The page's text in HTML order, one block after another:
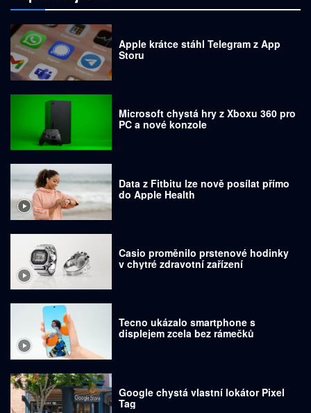
Apple krátce stáhl Telegram z App
Storu
Microsoft chystá hry z Xboxu 360 pro
PC a nové konzole
Data z Fitbitu lze nově posílat přímo
do Apple Health
Casio proměnilo prstenové hodinky
v chytré zdravotní zařízení
Tecno ukázalo smartphone s
displejem zcela bez rámečků
Google chystá vlastní lokátor Pixel
Tag